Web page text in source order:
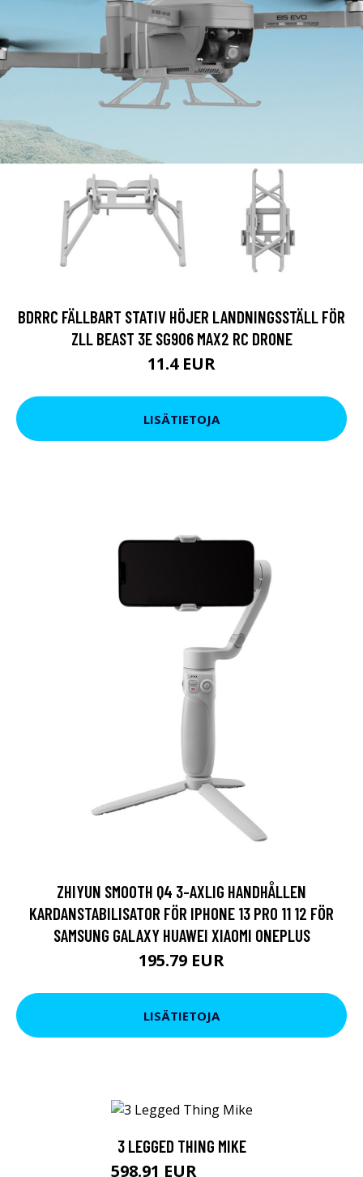
BDRRC FÄLLBART STATIV HÖJER LANDNINGSSTÄLL FÖR
ZLL BEAST 3E SG906 MAX2 RC DRONE
11.4 EUR
LISÄTIETOJA
ZHIYUN SMOOTH Q4 3-AXLIG HANDHÅLLEN
KARDANSTABILISATOR FÖR IPHONE 13 PRO 11 12 FÖR
SAMSUNG GALAXY HUAWEI XIAOMI ONEPLUS
195.79 EUR
LISÄTIETOJA
3 LEGGED THING MIKE
598.91 EUR